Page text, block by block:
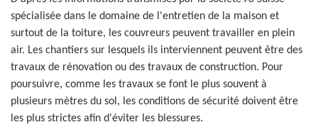
spécialisée dans le domaine de l'entretien de la maison et
surtout de la toiture, les couvreurs peuvent travailler en plein
air. Les chantiers sur lesquels ils interviennent peuvent être des
travaux de rénovation ou des travaux de construction. Pour
poursuivre, comme les travaux se font le plus souvent à
plusieurs mètres du sol, les conditions de sécurité doivent être
les plus strictes afin d'éviter les blessures.